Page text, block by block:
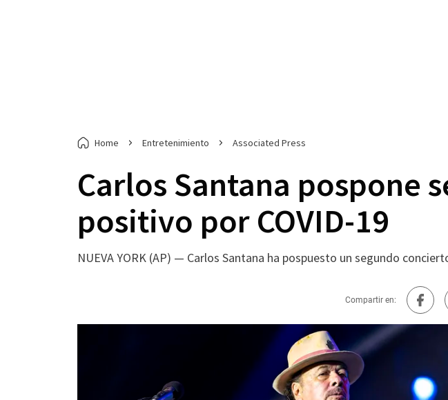
Home Entretenimiento Associated Press
Carlos Santana pospone
positivo por COVID-19
NUEVA YORK (AP) — Carlos Santana ha pospuesto un segundo
Compartir en: